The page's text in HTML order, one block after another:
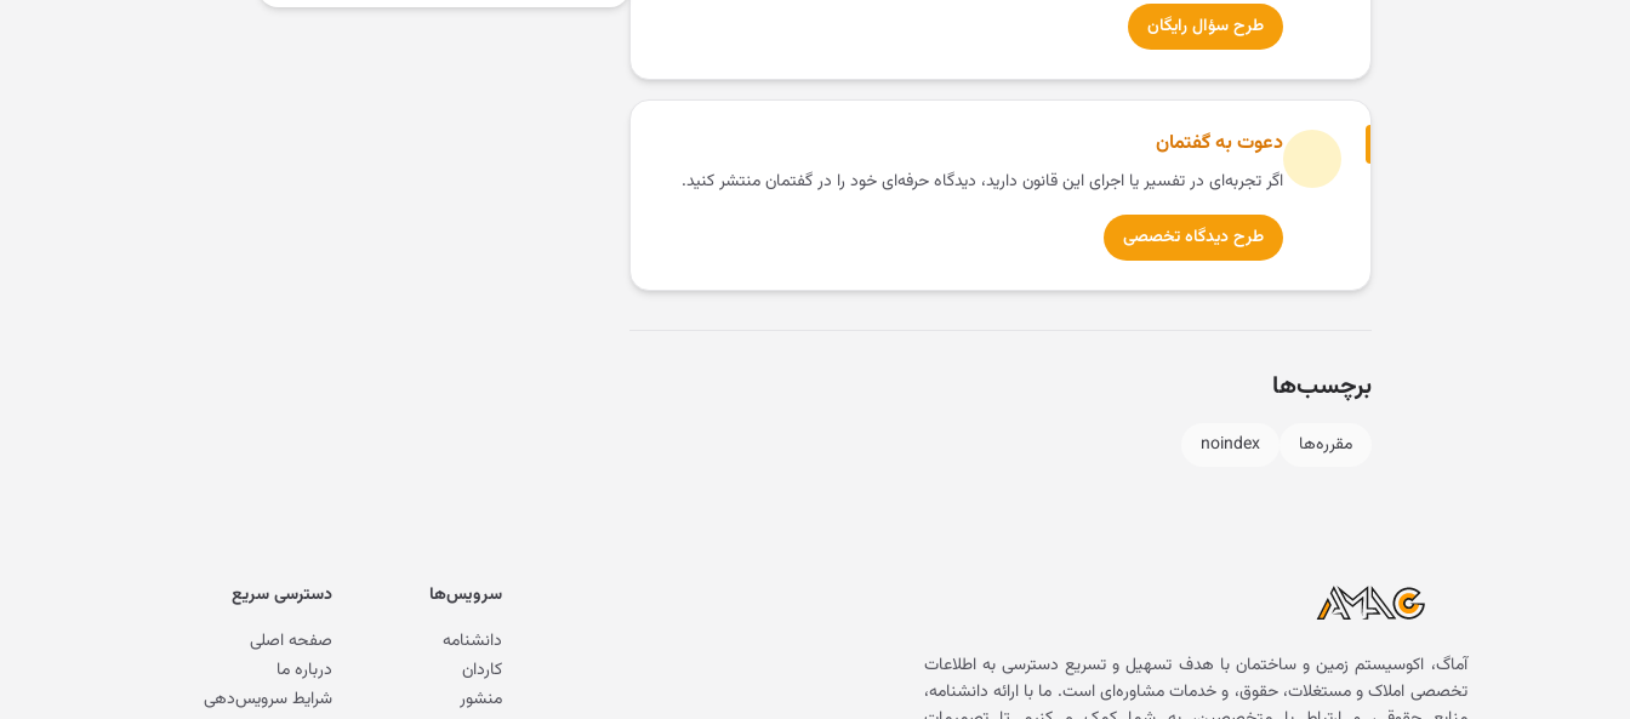
طرح سؤال رایگان
دعوت به گفتمان
اگر تجربه‌ای در تفسیر یا اجرای این قانون دارید، دیدگاه حرفه‌ای خود را در گفتمان منتشر کنید.
طرح دیدگاه تخصصی
برچسب‌ها
مقرره‌ها noindex
آماگ، اکوسیستم زمین و ساختمان با هدف تسهیل و تسریع دسترسی به اطلاعات
تخصصی املاک و مستغلات، حقوق، و خدمات مشاوره‌ای است. ما با ارائه دانشنامه،
سرویس‌ها
دانشنامه
کاردان
منشور
دسترسی سریع
صفحه اصلی
درباره ما
شرایط سرویس‌دهی